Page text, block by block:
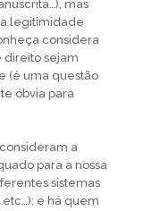
mas
legitimidade
considera
direito sejam
(é uma questão
óbvia para
a
para a nossa
sistemas
e há quem